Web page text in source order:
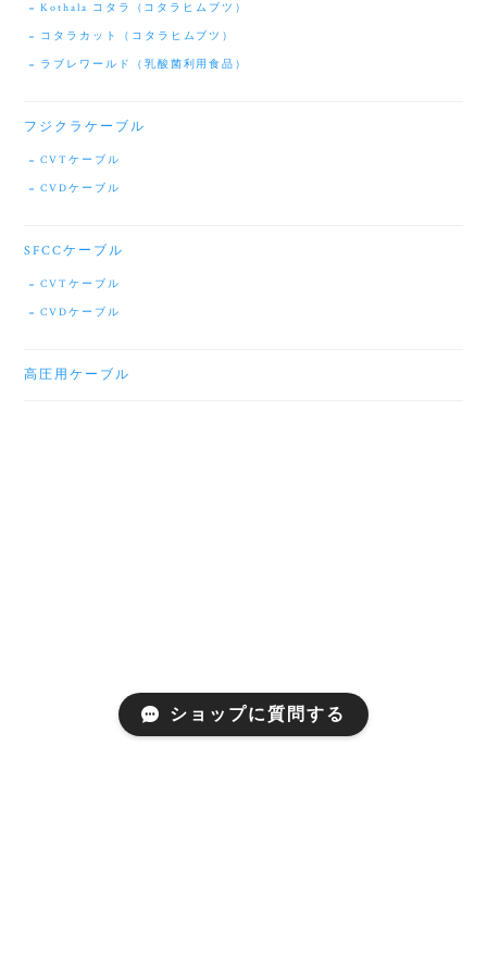
Kothala コタラ（コタラヒムブツ）
コタラカット（コタラヒムブツ）
ラブレワールド（乳酸菌利用食品）
フジクラケーブル
CVTケーブル
CVDケーブル
SFCCケーブル
CVTケーブル
CVDケーブル
高圧用ケーブル
ショップに質問する